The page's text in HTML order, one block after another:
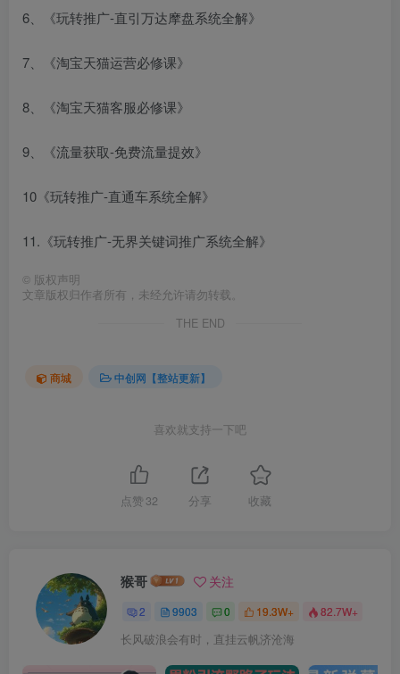
6、《玩转推广-直引万达摩盘系统全解》
7、《淘宝天猫运营必修课》
8、《淘宝天猫客服必修课》
9、《流量获取-免费流量提效》
10《玩转推广-直通车系统全解》
11.《玩转推广-无界关键词推广系统全解》
© 版权声明
文章版权归作者所有，未经允许请勿转载。
THE END
商城 中创网【整站更新】
喜欢就支持一下吧
点赞 32 分享 收藏
猴哥 关注
2 9903 0 19.3W+ 82.7W+
长风破浪会有时，直挂云帆济沧海